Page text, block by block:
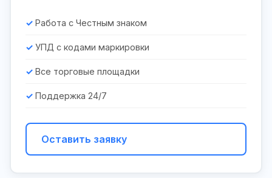
Работа с Честным знаком
УПД с кодами маркировки
Все торговые площадки
Поддержка 24/7
Оставить заявку